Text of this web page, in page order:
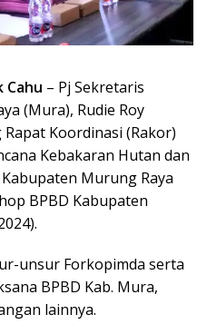
Cahu – Pj Sekretaris
(Mura), Rudie Roy
Koordinasi (Rakor)
Kebakaran Hutan dan
Murung Raya
BPBD Kabupaten
unsur Forkopimda serta
BPBD Kab. Mura,
lainnya.